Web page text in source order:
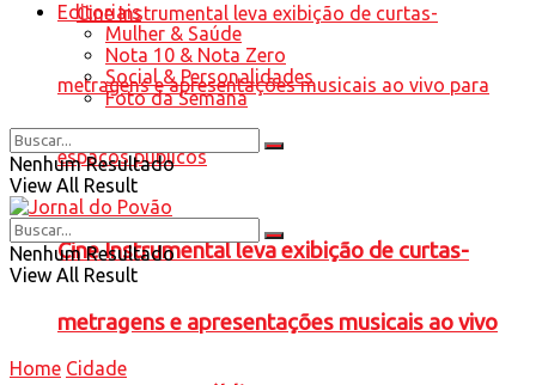
Cine Instrumental leva exibição de curtas-
metragens e apresentações musicais ao vivo
Editoriais
Mulher & Saúde
Nota 10 & Nota Zero
Social & Personalidades
Foto da Semana
Nenhum Resultado
View All Result
Nenhum Resultado
View All Result
Home Cidade